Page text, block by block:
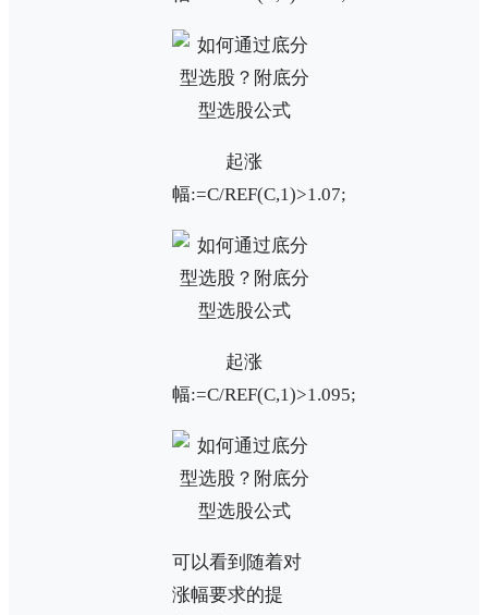
起涨
幅:=C/REF(C,1)>1.07;
起涨
幅:=C/REF(C,1)>1.095;
可以看到随着对
涨幅要求的提